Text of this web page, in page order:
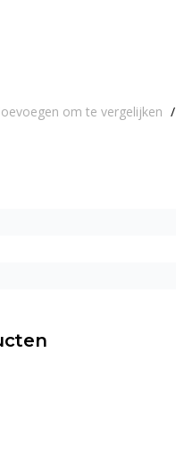
om te vergelijken /